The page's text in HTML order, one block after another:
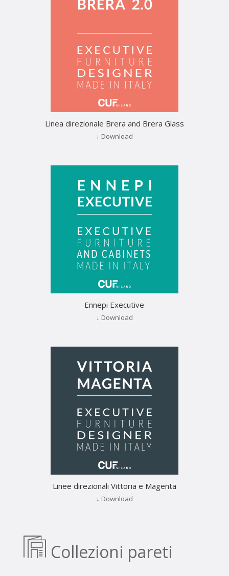
Linea direzionale Brera and Brera Glass
↓ Download
Ennepi Executive
↓ Download
Linee direzionali Vittoria e Magenta
↓ Download
Collezioni pareti